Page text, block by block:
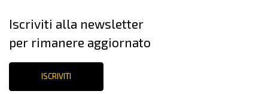
Iscriviti alla newsletter
per rimanere aggiornato
ISCRIVITI